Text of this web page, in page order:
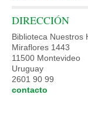
DIRECCIÓN
Biblioteca Nuestros
Miraflores 1443
11500 Montevideo
Uruguay
2601 90 99
contacto